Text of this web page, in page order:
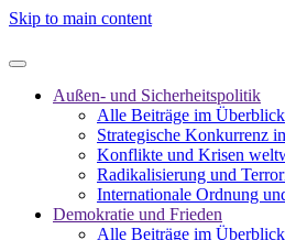
Skip to main content
Außen- und Sicherheitspolitik
Alle Beiträge im Überblick
Strategische Konkurrenz
Konflikte und Krisen
Radikalisierung und
Internationale Ordnung
Demokratie und Frieden
Alle Beiträge im Überblick